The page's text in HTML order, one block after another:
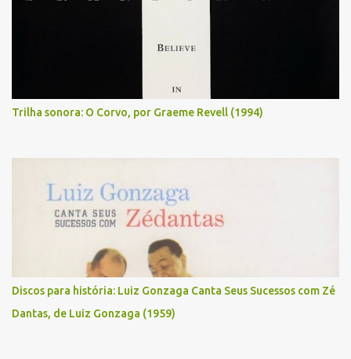
Trilha sonora: O Corvo, por Graeme Revell (1994)
Discos para história: Luiz Gonzaga Canta Seus Sucessos com Zé
Dantas, de Luiz Gonzaga (1959)